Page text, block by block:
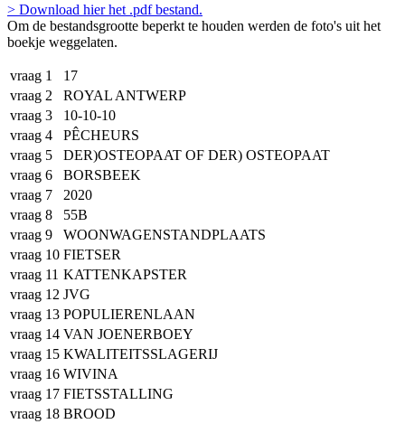
> Download hier het .pdf bestand.
Om de bestandsgrootte beperkt te houden werden de foto's uit het
boekje weggelaten.
vraag 1
17
vraag 2
ROYAL ANTWERP
vraag 3
10-10-10
vraag 4
PÊCHEURS
vraag 5
DER)OSTEOPAAT OF DER) OSTEOPAAT
vraag 6
BORSBEEK
vraag 7
2020
vraag 8
55B
vraag 9
WOONWAGENSTANDPLAATS
vraag 10 FIETSER
vraag 11 KATTENKAPSTER
vraag 12 JVG
vraag 13 POPULIERENLAAN
vraag 14 VAN JOENERBOEY
vraag 15 KWALITEITSSLAGERIJ
vraag 16 WIVINA
vraag 17 FIETSSTALLING
vraag 18 BROOD